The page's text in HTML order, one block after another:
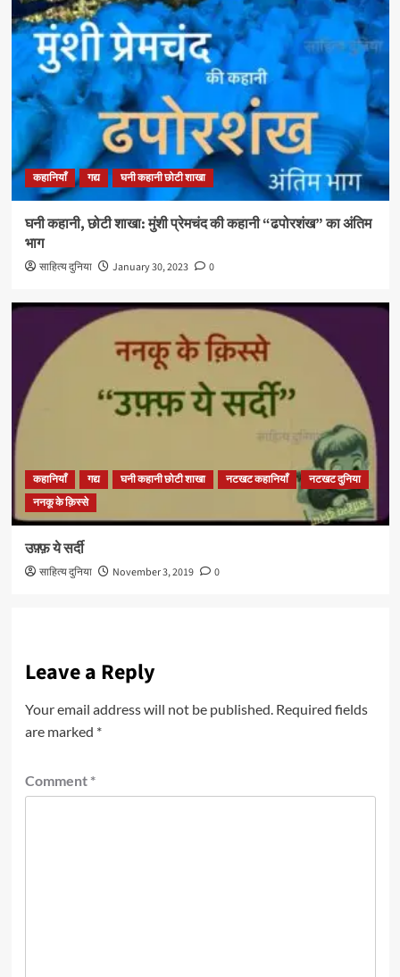
कहानियाँ गद्य घनी कहानी छोटी शाखा
घनी कहानी, छोटी शाखा: मुंशी प्रेमचंद की कहानी “ढपोरशंख” का अंतिम
भाग
साहित्य दुनिया January 30, 2023 0
कहानियाँ गद्य घनी कहानी छोटी शाखा नटखट कहानियाँ
नटखट दुनिया
ननकू के क़िस्से
उफ़्फ़ ये सर्दी
साहित्य दुनिया November 3, 2019 0
Leave a Reply
Your email address will not be published. Required fields
are marked *
Comment *